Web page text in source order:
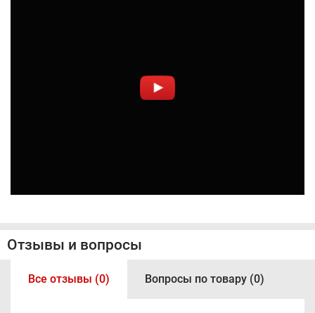
Отзывы и вопросы
Все отзывы (0) Вопросы по товару (0)